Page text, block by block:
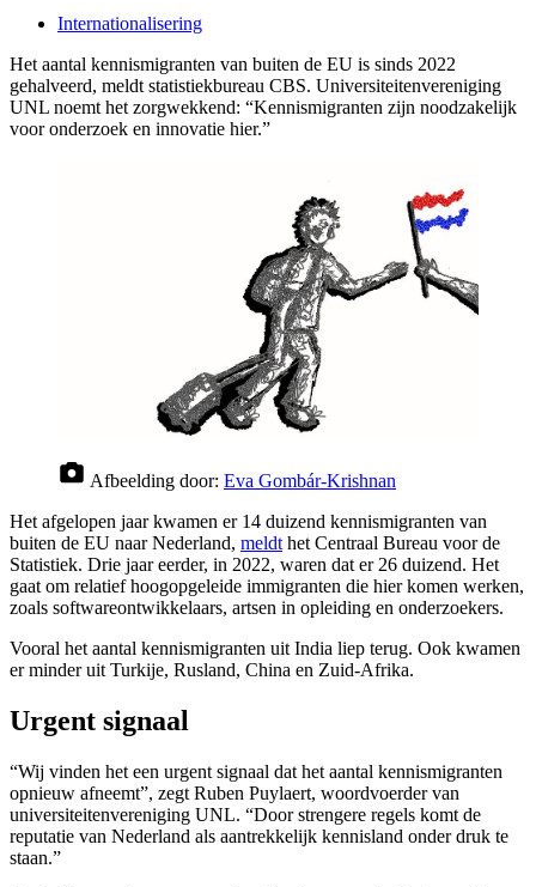
Internationalisering
Het aantal kennismigranten van buiten de EU is sinds 2022
gehalveerd, meldt statistiekbureau CBS. Universiteitenvereniging
UNL noemt het zorgwekkend: “Kennismigranten zijn noodzakelijk
voor onderzoek en innovatie hier.”
Afbeelding door: Eva Gombár-Krishnan
Het afgelopen jaar kwamen er 14 duizend kennismigranten van
buiten de EU naar Nederland, meldt het Centraal Bureau voor de
Statistiek. Drie jaar eerder, in 2022, waren dat er 26 duizend. Het
gaat om relatief hoogopgeleide immigranten die hier komen werken,
zoals softwareontwikkelaars, artsen in opleiding en onderzoekers.
Vooral het aantal kennismigranten uit India liep terug. Ook kwamen
er minder uit Turkije, Rusland, China en Zuid-Afrika.
Urgent signaal
“Wij vinden het een urgent signaal dat het aantal kennismigranten
opnieuw afneemt”, zegt Ruben Puylaert, woordvoerder van
universiteitenvereniging UNL. “Door strengere regels komt de
reputatie van Nederland als aantrekkelijk kennisland onder druk te
staan.”